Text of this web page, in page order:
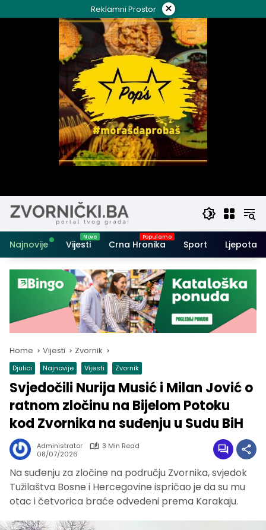
to
Reklamni Prostor ×
Najnovije Vijesti Crna Hronika Sport Ljepota i
Home Vijesti Zvornik
Djulici Najnovije Vijesti Zvornik
Svjedočili Nurija Musić i Milan Jović o
ratnom zločinu na Bijelom Potoku
kod Zvornika na suđenju u Sudu BiH
Administrator
3 Min Read
08/07/2026
Na suđenju za zločine na području Zvornika, svjedok
Tužilaštva Bosne i Hercegovine ispričao je da su mu
otac i četvorica braće odvedeni prema Karakaju.